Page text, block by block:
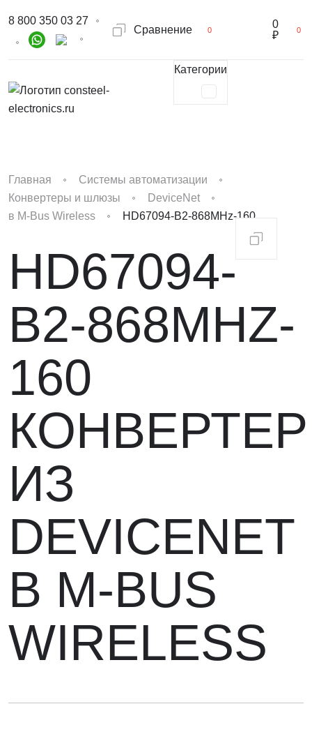
8 800 350 03 27
Сравнение 0
0
₽
0
Категории
Главная
Системы автоматизации
Конвертеры и шлюзы
DeviceNet
в M-Bus Wireless
HD67094-B2-868MHz-160
HD67094-
B2-868MHZ-
160
КОНВЕРТЕР
ИЗ
DEVICENET
В M-BUS
WIRELESS